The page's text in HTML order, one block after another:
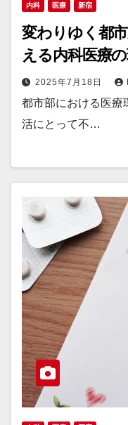
内科 医療 新宿
変わりゆく都
える内科医療
2025年7月18日
都市部における医療
活にとって不…